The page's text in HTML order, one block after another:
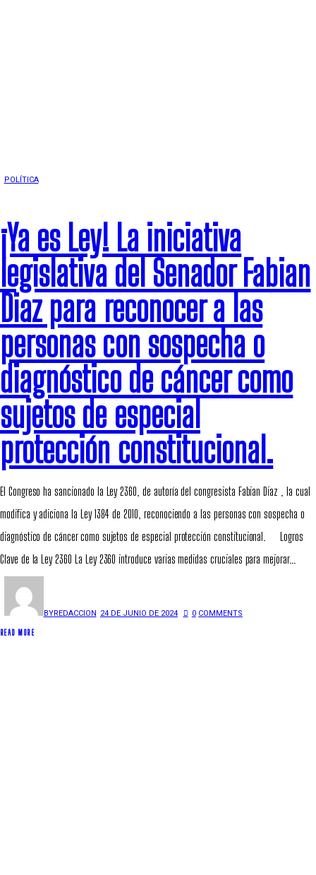
POLÍTICA
¡Ya es Ley! La iniciativa
legislativa del Senador Fabian
Diaz para reconocer a las
personas con sospecha o
diagnóstico de cáncer como
sujetos de especial
protección constitucional.
El Congreso ha sancionado la Ley 2360, de autoría del congresista Fabian Diaz , la cual
modifica y adiciona la Ley 1384 de 2010, reconociendo a las personas con sospecha o
diagnóstico de cáncer como sujetos de especial protección constitucional. Logros
Clave de la Ley 2360 La Ley 2360 introduce varias medidas cruciales para mejorar…
BYREDACCION 24 DE JUNIO DE 2024 0 COMMENTS
READ MORE